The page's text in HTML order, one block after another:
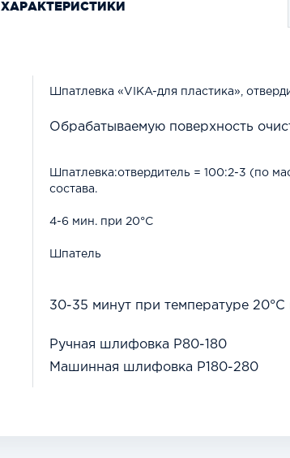
ХАРАКТЕРИСТИКИ
Шпатлевка «VIKA-для пластика»,
Обрабатываемую поверхность
Шпатлевка:отвердитель = 100:2-3 (по
состава.
4-6 мин. при 20°С
Шпатель
30-35 минут при температуре
Ручная шлифовка Р80-180
Машинная шлифовка Р180-280